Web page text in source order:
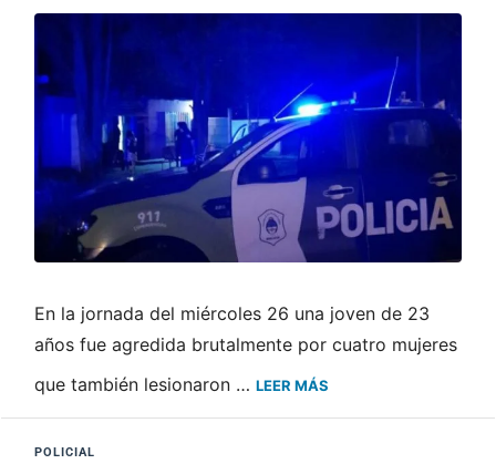
En la jornada del miércoles 26 una joven de 23
años fue agredida brutalmente por cuatro mujeres
que también lesionaron … LEER MÁS